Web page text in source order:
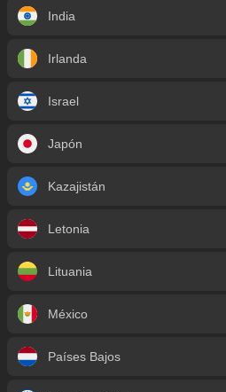
India
Irlanda
Israel
Japón
Kazajistán
Letonia
Lituania
México
Países Bajos